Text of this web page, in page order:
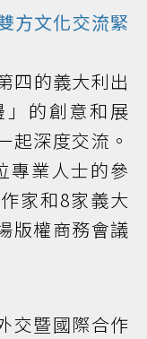
方文化交流緊
四的義大利出
的創意和展
起深度交流。
專業人士的參
家和8家義大
版權商務會議
交暨國際合作